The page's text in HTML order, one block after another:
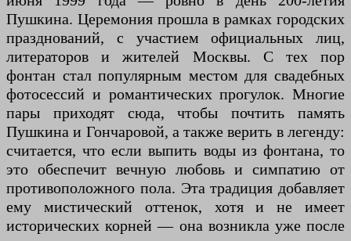
Пушкина. Церемония прошла в рамках городских
празднований, с участием официальных лиц,
литераторов и жителей Москвы. С тех пор
фонтан стал популярным местом для свадебных
фотосессий и романтических прогулок. Многие
пары приходят сюда, чтобы почтить память
Пушкина и Гончаровой, а также верить в легенду:
считается, что если выпить воды из фонтана, то
это обеспечит вечную любовь и симпатию от
противоположного пола. Эта традиция добавляет
ему мистический оттенок, хотя и не имеет
исторических корней — она возникла уже после